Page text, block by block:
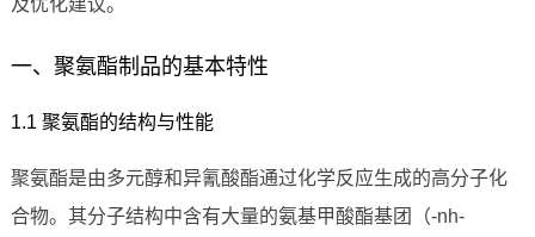
及优化建议。
一、聚氨酯制品的基本特性
1.1 聚氨酯的结构与性能
聚氨酯是由多元醇和异氰酸酯通过化学反应生成的高分子化
合物。其分子结构中含有大量的氨基甲酸酯基团（-nh-